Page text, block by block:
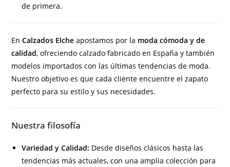
de primera.
EnCalzados Elche apostamos por la moda cómoda y de
calidad, ofreciendo calzado fabricado en España y también
modelos importados con las últimas tendencias de moda.
Nuestro objetivo es que cada cliente encuentre el zapato
perfecto para su estilo y sus necesidades.
Nuestra filosofía
Variedad y Calidad: Desde diseños clásicos hasta las
tendencias más actuales, con una amplia colección para